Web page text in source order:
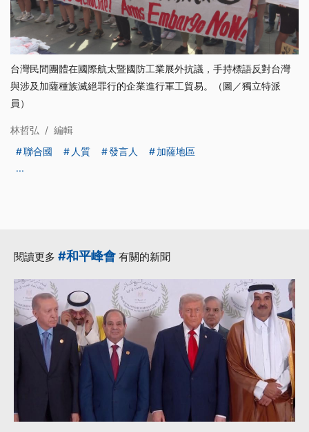
台灣民間團體在國際航太暨國防工業展外抗議，手持標語反對台灣
與涉及加薩種族滅絕罪行的企業進行軍工貿易。（圖／獨立特派
員）
林哲弘 / 編輯
聯合國
人質 發言人
加薩地區
...
閱讀更多 #和平峰會 有關的新聞